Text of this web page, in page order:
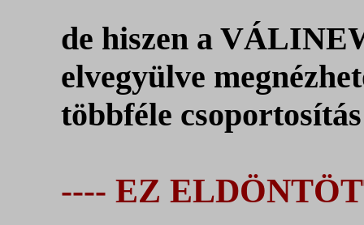
de hiszen a
elvegyülve
többféle
---- EZ